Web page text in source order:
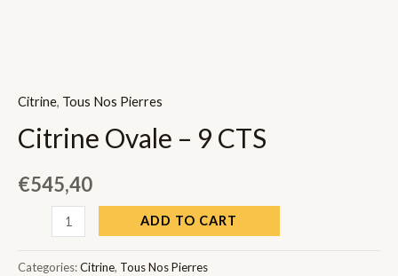
Citrine, Tous Nos Pierres
Citrine Ovale – 9 CTS
€545,40
-
ADD TO CART
Categories:Citrine, Tous Nos Pierres